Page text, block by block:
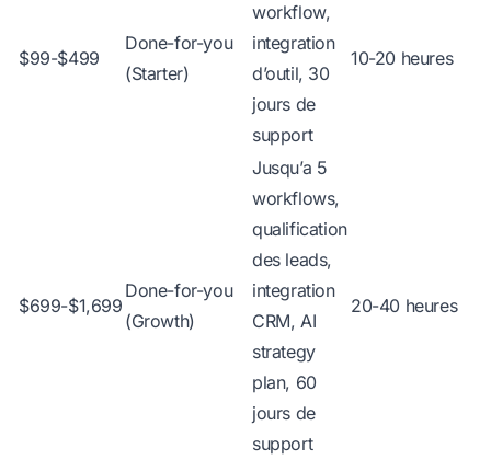
$99-$499
Done-for-you
(Starter)
workflow,
integration
d’outil, 30
jours de
support
10-20 heures
$699-$1,699
Done-for-you
(Growth)
Jusqu’a 5
workflows,
qualification
des leads,
integration
CRM, AI
strategy
plan, 60
jours de
support
20-40 heures